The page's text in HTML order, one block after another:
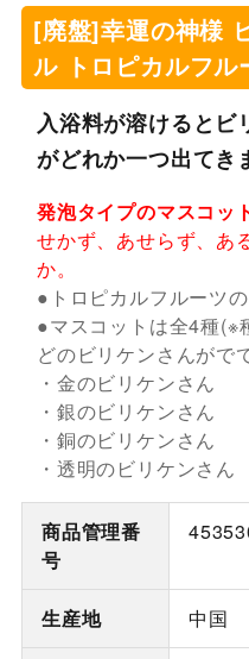
[廃盤]幸運の神様
ル トロピカルフ
入浴料が溶けるとビ
がどれか一つ出てき
発泡タイプのマスコッ
せかず、あせらず、あ
か。
●トロピカルフルーツの
●マスコットは全4種(※
どのビリケンさんがで
・金のビリケンさん
・銀のビリケンさん
・銅のビリケンさん
・透明のビリケンさん
商品管理番
号
生産地 中国